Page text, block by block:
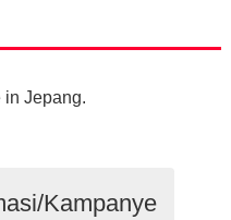
in Jepang.
Kampanye